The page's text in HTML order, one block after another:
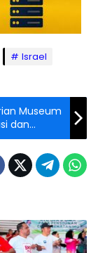
Israel
Museum
dan